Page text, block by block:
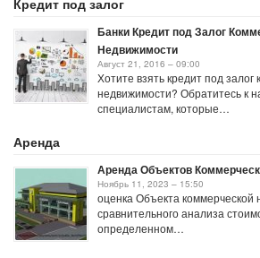
Кредит под залог
Банки Кредит под Залог
Недвижимости
Август 21, 2016 – 09:00
Хотите взять кредит под залог
недвижимости? Обратитесь к
специалистам, которые…
Аренда
Аренда Объектов
Ноябрь 11, 2023 – 15:50
оценка Объекта
сравнительного анализа
определенном…